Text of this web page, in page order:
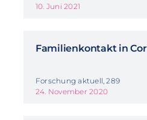
10. Juni 2021
Familienkontakt in
Forschung aktuell, 289
24. November 2020